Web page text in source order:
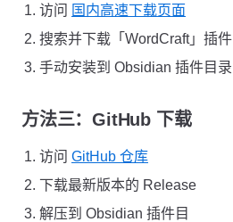
访问 国内高速下载页面
搜索并下载「WordCraft」插件
手动安装到 Obsidian 插件目录
方法三：GitHub 下载
访问 GitHub 仓库
下载最新版本的 Release
解压到 Obsidian 插件目